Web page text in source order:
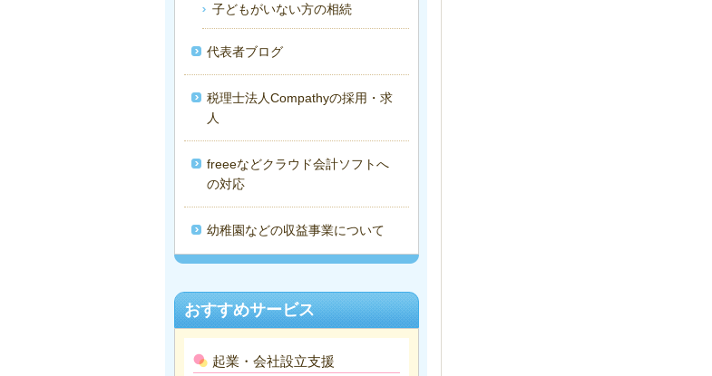
子どもがいない方の相続
代表者ブログ
税理士法人Compathyの採用・求
人
freeeなどクラウド会計ソフトへ
の対応
幼稚園などの収益事業について
おすすめサービス
起業・会社設立支援